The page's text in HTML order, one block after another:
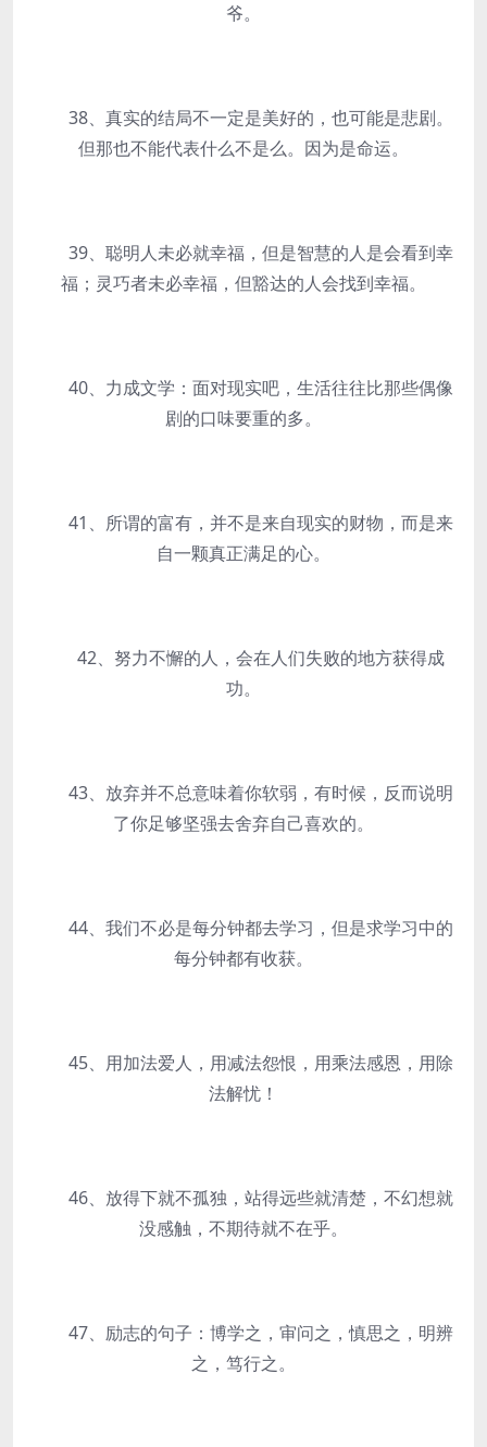
爷。
38、真实的结局不一定是美好的，也可能是悲剧。
但那也不能代表什么不是么。因为是命运。
39、聪明人未必就幸福，但是智慧的人是会看到幸
福；灵巧者未必幸福，但豁达的人会找到幸福。
40、力成文学：面对现实吧，生活往往比那些偶像
剧的口味要重的多。
41、所谓的富有，并不是来自现实的财物，而是来
自一颗真正满足的心。
42、努力不懈的人，会在人们失败的地方获得成
功。
43、放弃并不总意味着你软弱，有时候，反而说明
了你足够坚强去舍弃自己喜欢的。
44、我们不必是每分钟都去学习，但是求学习中的
每分钟都有收获。
45、用加法爱人，用减法怨恨，用乘法感恩，用除
法解忧！
46、放得下就不孤独，站得远些就清楚，不幻想就
没感触，不期待就不在乎。
47、励志的句子：博学之，审问之，慎思之，明辨
之，笃行之。